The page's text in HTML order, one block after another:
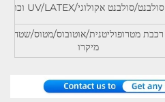
סולבנט/סולבנט אקולוגי/UV/LATEX וכו'
רכבת מטרופוליטנית/אוטובוס/מטוס/שטח
מיקרו